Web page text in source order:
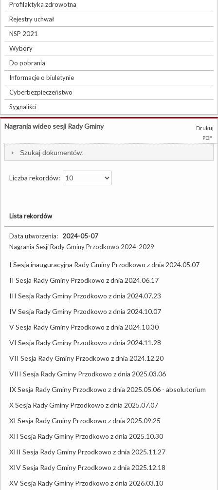
Profilaktyka zdrowotna
Rejestry uchwał
NSP 2021
Wybory
Do pobrania
Informacje o biuletynie
Cyberbezpieczeństwo
Sygnaliści
Drukuj
PDF
Nagrania wideo sesji Rady Gminy
Szukaj dokumentów:
Liczba rekordów:
Lista rekordów
Data utworzenia: 2024-05-07
Nagrania Sesji Rady Gminy Przodkowo 2024-2029
I Sesja inauguracyjna Rady Gminy Przodkowo z dnia 2024.05.07
II Sesja Rady Gminy Przodkowo z dnia 2024.06.17
III Sesja Rady Gminy Przodkowo z dnia 2024.07.23
IV Sesja Rady Gminy Przodkowo z dnia 2024.10.07
V Sesja Rady Gminy Przodkowo z dnia 2024.10.30
VI Sesja Rady Gminy Przodkowo z dnia 2024.11.28
VII Sesja Rady Gminy Przodkowo z dnia 2024.12.20
VIII Sesja Rady Gminy Przodkowo z dnia 2025.03.06
IX Sesja Rady Gminy Przodkowo z dnia 2025.05.06 - absolutorium
X Sesja Rady Gminy Przodkowo z dnia 2025.07.07
XI Sesja Rady Gminy Przodkowo z dnia 2025.09.25
XII Sesja Rady Gminy Przodkowo z dnia 2025.10.30
XIII Sesja Rady Gminy Przodkowo z dnia 2025.11.27
XIV Sesja Rady Gminy Przodkowo z dnia 2025.12.18
XV Sesja Rady Gminy Przodkowo z dnia 2026.03.10